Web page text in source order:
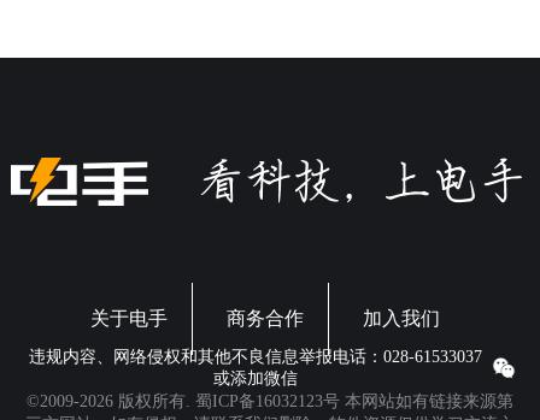
关于电手 商务合作 加入我们
违规内容、网络侵权和其他不良信息举报电话：028-61533037
或添加微信
©2009-2026 版权所有. 蜀ICP备16032123号 本网站如有链接来源第